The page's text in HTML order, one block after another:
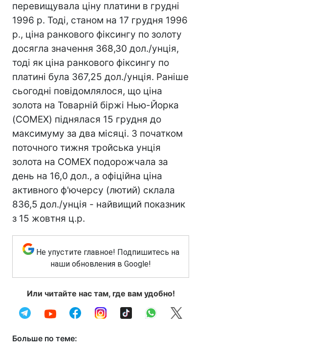
перевищувала ціну платини в грудні
1996 р. Тоді, станом на 17 грудня 1996
р., ціна ранкового фіксингу по золоту
досягла значення 368,30 дол./унція,
тоді як ціна ранкового фіксингу по
платині була 367,25 дол./унція. Раніше
сьогодні повідомлялося, що ціна
золота на Товарній біржі Нью-Йорка
(COMEX) піднялася 15 грудня до
максимуму за два місяці. З початком
поточного тижня тройська унція
золота на COMEX подорожчала за
день на 16,0 дол., а офіційна ціна
активного ф'ючерсу (лютий) склала
836,5 дол./унція - найвищий показник
з 15 жовтня ц.р.
Не упустите главное! Подпишитесь на
наши обновления в Google!
Или читайте нас там, где вам удобно!
Больше по теме: